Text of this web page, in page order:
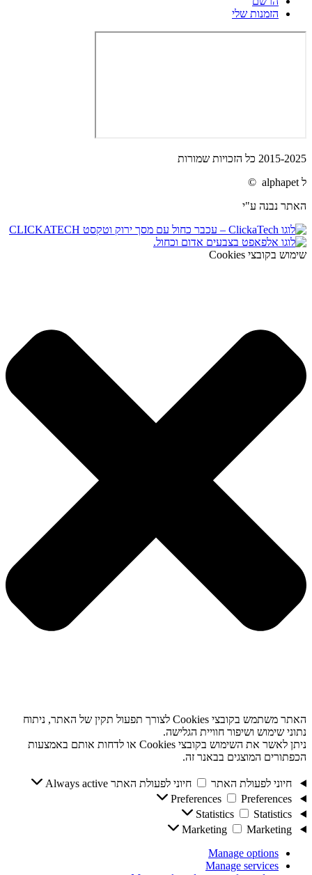
הזמנות שלי
2015-2025 כל הזכויות שמורות
ל alphapet ©
האתר נבנה ע"י
שימוש בקובצי Cookies
האתר משתמש בקובצי Cookies לצורך תפעול תקין של האתר, ניתוח
נתוני שימוש ושיפור חוויית הגלישה.
ניתן לאשר את השימוש בקובצי Cookies או לדחות אותם באמצעות
הכפתורים המוצגים בבאנר זה.
חיוני לפעולת האתר חיוני לפעולת האתר Always active
Preferences
Preferences
Statistics
Statistics
Marketing
Marketing
Manage options
Manage services